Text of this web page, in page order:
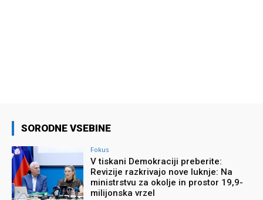
SORODNE VSEBINE
Fokus
V tiskani Demokraciji preberite:
Revizije razkrivajo nove luknje: Na
ministrstvu za okolje in prostor 19,9-
milijonska vrzel